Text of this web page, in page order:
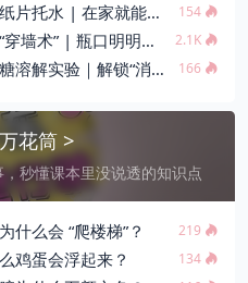
家就能见证的神奇 “魔法” 154
比鸡蛋小，它是怎么进去的？ 2.1K
｜解锁“消失”的科学奥秘 166
花筒 >
秒懂课本里没说透的知识点
什么会 “爬楼梯”？ 219
鸡蛋会浮起来？ 134